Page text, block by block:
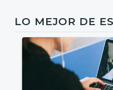
LO MEJOR DE